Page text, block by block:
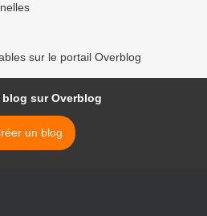
sur le portail Overblog
blog sur Overblog
un blog